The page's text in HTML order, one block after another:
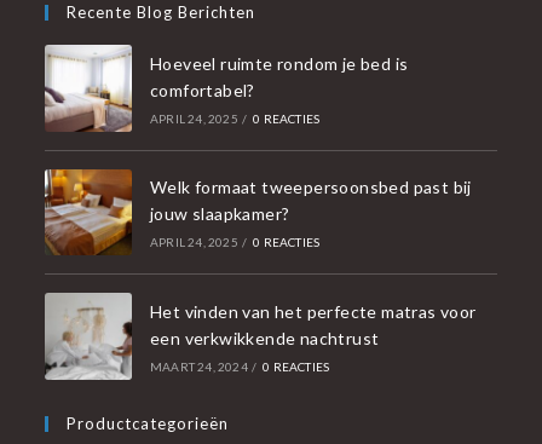
Recente Blog Berichten
Hoeveel ruimte rondom je bed is
comfortabel?
APRIL 24, 2025 / 0 REACTIES
Welk formaat tweepersoonsbed past bij
jouw slaapkamer?
APRIL 24, 2025 / 0 REACTIES
Het vinden van het perfecte matras voor
een verkwikkende nachtrust
MAART 24, 2024 / 0 REACTIES
Productcategorieën